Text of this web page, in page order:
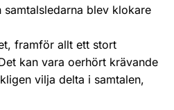
blev klokare
framför allt ett stort
kan vara oerhört krävande
vilja delta i samtalen,